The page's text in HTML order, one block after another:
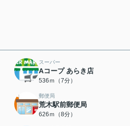
スーパー
Aコープ あらき店
536ｍ（7分）
郵便局
荒木駅前郵便局
626ｍ（8分）